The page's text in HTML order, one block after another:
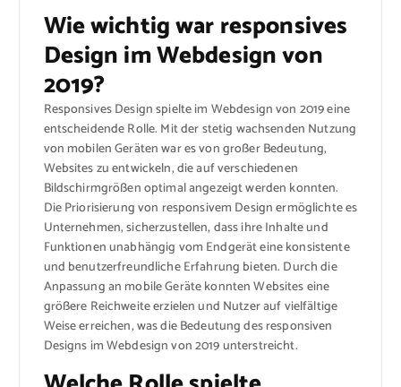
Wie wichtig war responsives
Design im Webdesign von
2019?
Responsives Design spielte im Webdesign von 2019 eine
entscheidende Rolle. Mit der stetig wachsenden Nutzung
von mobilen Geräten war es von großer Bedeutung,
Websites zu entwickeln, die auf verschiedenen
Bildschirmgrößen optimal angezeigt werden konnten.
Die Priorisierung von responsivem Design ermöglichte es
Unternehmen, sicherzustellen, dass ihre Inhalte und
Funktionen unabhängig vom Endgerät eine konsistente
und benutzerfreundliche Erfahrung bieten. Durch die
Anpassung an mobile Geräte konnten Websites eine
größere Reichweite erzielen und Nutzer auf vielfältige
Weise erreichen, was die Bedeutung des responsiven
Designs im Webdesign von 2019 unterstreicht.